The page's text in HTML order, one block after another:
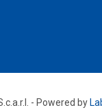
- Powered by